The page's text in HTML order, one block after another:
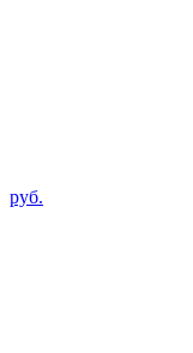
руб.